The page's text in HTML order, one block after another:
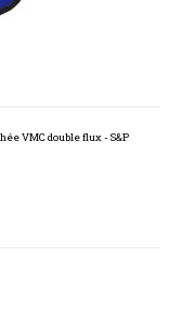
VMC double flux - S&P